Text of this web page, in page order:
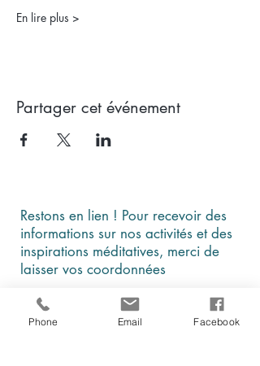
En lire plus >
Partager cet événement
Restons en lien ! Pour recevoir des
informations sur nos activités et des
inspirations méditatives, merci de
laisser vos coordonnées
Phone Email Facebook